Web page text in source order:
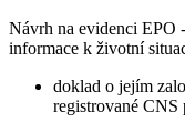
Návrh na evidenci EPO
informace k životní
doklad o jejím
registrované CNS